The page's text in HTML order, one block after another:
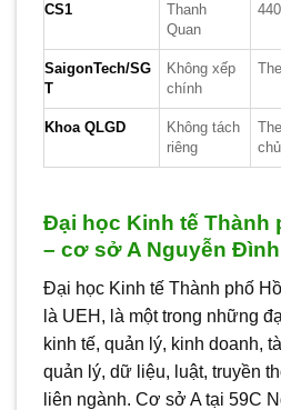
CS1
Thanh
Quan
SaigonTech/SG
T
Không xếp
chính
Khoa QLGD
Không tách
riêng
Đại học Kinh tế Thành
– cơ sở A Nguyễn
Đại học Kinh tế Thành phố
là UEH, là một trong những
kinh tế, quản lý, kinh doanh,
quản lý, dữ liệu, luật, truyền
liên ngành. Cơ sở A tại 59C